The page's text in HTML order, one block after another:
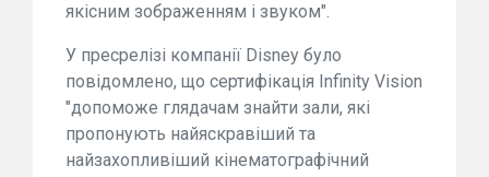
якісним зображенням і звуком".
У пресрелізі компанії Disney було
повідомлено, що сертифікація Infinity Vision
"допоможе глядачам знайти зали, які
пропонують найяскравіший та
найзахопливіший кінематографічний